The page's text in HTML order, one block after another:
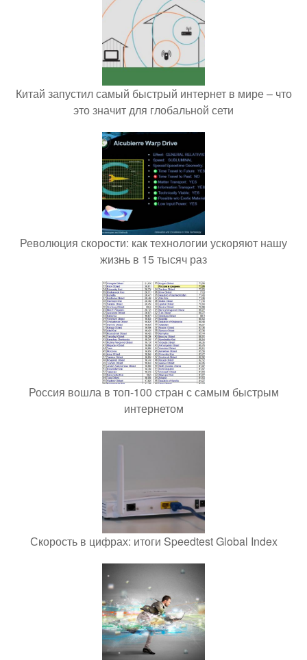
Китай запустил самый быстрый интернет в мире – что
это значит для глобальной сети
Революция скорости: как технологии ускоряют нашу
жизнь в 15 тысяч раз
Россия вошла в топ-100 стран с самым быстрым
интернетом
Скорость в цифрах: итоги Speedtest Global Index